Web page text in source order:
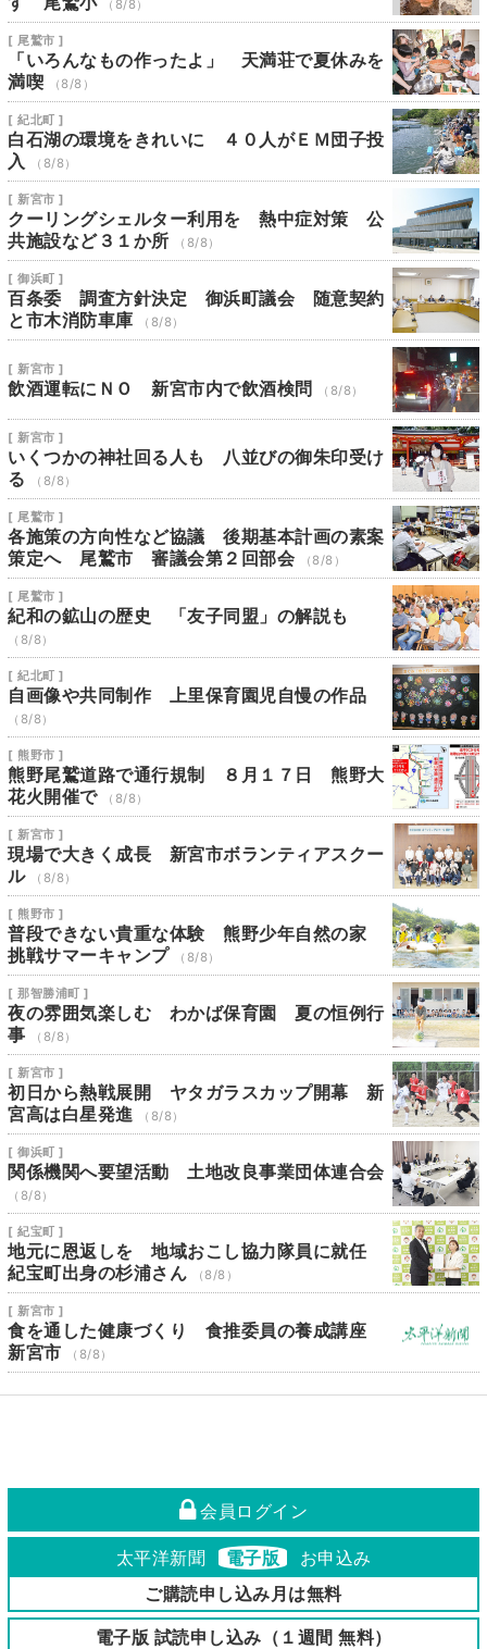
（8/8）
[ 尾鷲市 ]
「いろんなもの作ったよ」 天満荘で夏休みを
満喫
（8/8）
[ 紀北町 ]
白石湖の環境をきれいに ４０人がＥＭ団子投
入
（8/8）
[ 新宮市 ]
クーリングシェルター利用を 熱中症対策 公
共施設など３１か所
（8/8）
[ 御浜町 ]
百条委 調査方針決定 御浜町議会 随意契約
と市木消防車庫
（8/8）
[ 新宮市 ]
飲酒運転にＮＯ 新宮市内で飲酒検問 （8/8）
[ 新宮市 ]
いくつかの神社回る人も 八並びの御朱印受け
る
（8/8）
[ 尾鷲市 ]
各施策の方向性など協議 後期基本計画の素案
策定へ 尾鷲市 審議会第２回部会
（8/8）
[ 尾鷲市 ]
紀和の鉱山の歴史 「友子同盟」の解説も
（8/8）
[ 紀北町 ]
自画像や共同制作 上里保育園児自慢の作品
（8/8）
[ 熊野市 ]
熊野尾鷲道路で通行規制 ８月１７日 熊野大
花火開催で
（8/8）
[ 新宮市 ]
現場で大きく成長 新宮市ボランティアスクー
ル
（8/8）
[ 熊野市 ]
普段できない貴重な体験 熊野少年自然の家
挑戦サマーキャンプ
（8/8）
[ 那智勝浦町 ]
夜の雰囲気楽しむ わかば保育園 夏の恒例行
事
（8/8）
[ 新宮市 ]
初日から熱戦展開 ヤタガラスカップ開幕 新
宮高は白星発進
（8/8）
[ 御浜町 ]
関係機関へ要望活動 土地改良事業団体連合会
（8/8）
[ 紀宝町 ]
地元に恩返しを 地域おこし協力隊員に就任
紀宝町出身の杉浦さん
（8/8）
[ 新宮市 ]
食を通した健康づくり 食推委員の養成講座
新宮市
（8/8）
会員ログイン
太平洋新聞 電子版
お申込み
ご購読申し込み月は無料
電子版 試読申し込み（１週間 無料）